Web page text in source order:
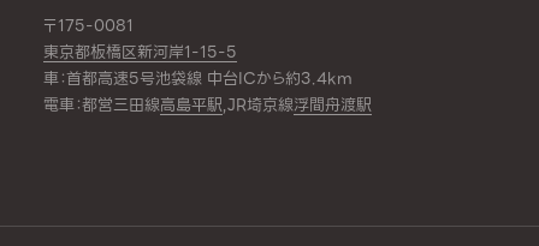
〒175-0081
東京都板橋区新河岸1-15-5
車：首都高速5号池袋線 中台ICから約3.4km
電車：都営三田線高島平駅,JR埼京線浮間舟渡駅